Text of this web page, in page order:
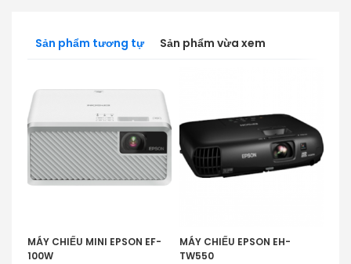
Sản phẩm tương tự Sản phẩm vừa xem
MÁY CHIẾU MINI EPSON EF-
100W
MÁY CHIẾU EPSON EH-
TW550